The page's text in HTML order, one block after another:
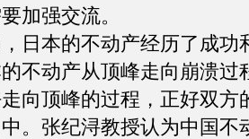
加强交流。
日本的不动产经历了成功
不动产从顶峰走向崩溃过
向顶峰的过程，正好双方
。张纪浔教授认为中国不